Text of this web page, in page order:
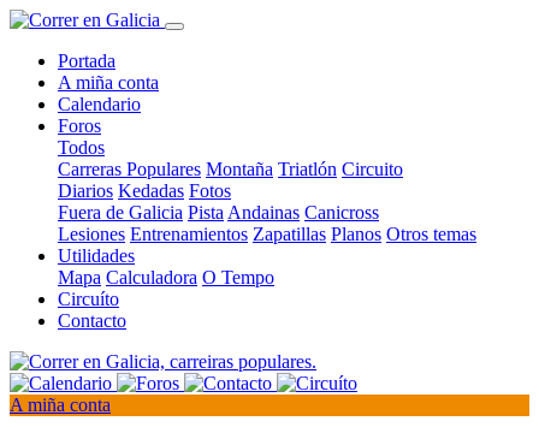
Portada
A miña conta
Calendario
Foros
Todos
Carreras Populares Montaña Triatlón Circuito
Diarios Kedadas Fotos
Fuera de Galicia Pista Andainas Canicross
Lesiones Entrenamientos Zapatillas Planos Otros temas
Utilidades
Mapa Calculadora O Tempo
Circuíto
Contacto
A miña conta